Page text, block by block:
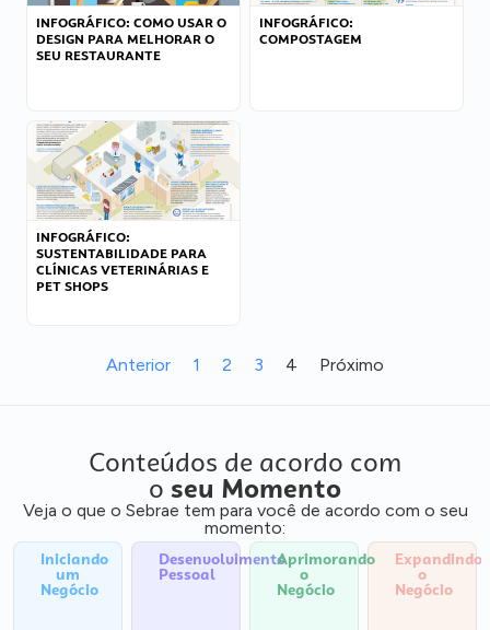
INFOGRÁFICO: COMO USAR O
DESIGN PARA MELHORAR O
SEU RESTAURANTE
INFOGRÁFICO:
COMPOSTAGEM
INFOGRÁFICO:
SUSTENTABILIDADE PARA
CLÍNICAS VETERINÁRIAS E
PET SHOPS
Anterior 1 2 3 4 Próximo
Conteúdos de acordo com
o seu Momento
Veja o que o Sebrae tem para você de acordo com o seu
momento:
Iniciando
um
Negócio
Desenvolvimento
Pessoal
Aprimorando
o
Negócio
Expandindo
o
Negócio